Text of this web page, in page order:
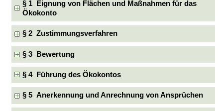
§ 1 Eignung von Flächen und Maßnahmen für das
Ökokonto
§ 2 Zustimmungsverfahren
§ 3 Bewertung
§ 4 Führung des Ökokontos
§ 5 Anerkennung und Anrechnung von Ansprüchen